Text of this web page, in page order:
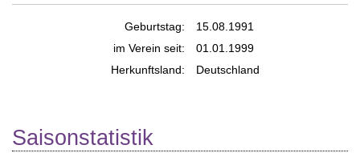
Geburtstag:
15.08.1991
im Verein seit:
01.01.1999
Herkunftsland:
Deutschland
Saisonstatistik